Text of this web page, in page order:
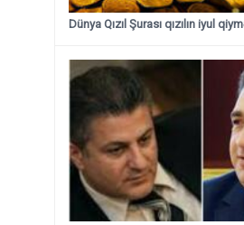
Dünya Qızıl Şurası qızılın iyul